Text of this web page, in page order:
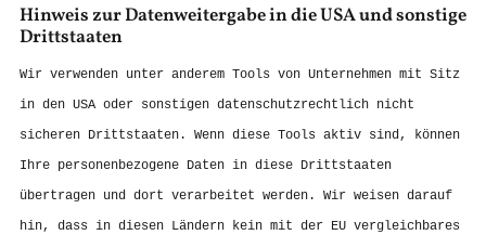
Hinweis zur Datenweitergabe in die USA und sonstige
Drittstaaten
Wir verwenden unter anderem Tools von Unternehmen mit Sitz
in den USA oder sonstigen datenschutzrechtlich nicht
sicheren Drittstaaten. Wenn diese Tools aktiv sind, können
Ihre personenbezogene Daten in diese Drittstaaten
übertragen und dort verarbeitet werden. Wir weisen darauf
hin, dass in diesen Ländern kein mit der EU vergleichbares